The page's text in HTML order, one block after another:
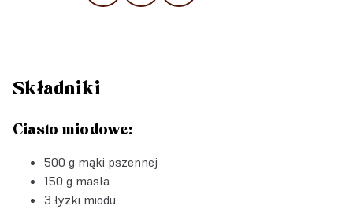
Składniki
Ciasto miodowe:
500 g mąki pszennej
150 g masła
3 łyżki miodu